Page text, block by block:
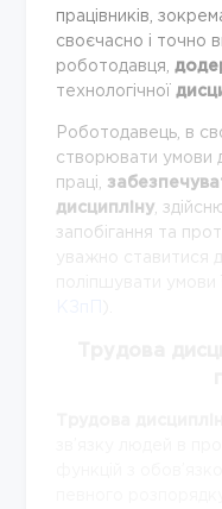
працівників,
своєчасно і точно
роботодавця,
технологічної
Роботодавець, в
створювати умови
праці,
дисципліну ,
запобігання та
уважно ставитися